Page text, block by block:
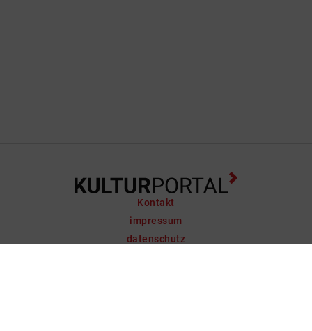
Kontakt
impressum
datenschutz